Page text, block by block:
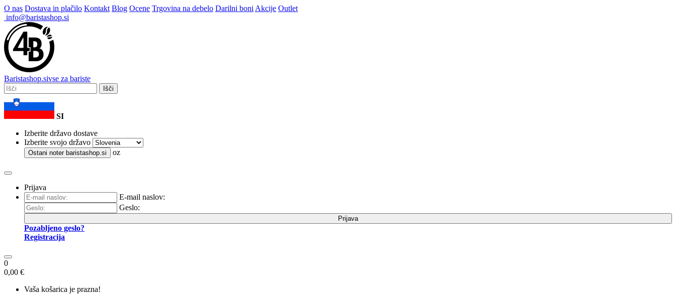
O nas Dostava in plačilo Kontakt Blog Ocene Trgovina na debelo Darilni boni Akcije Outlet
info@baristashop.si
Baristashop.sivse za bariste
Išči
SI
Izberite državo dostave
Izberite svojo državo
Ostani noter baristashop.si oz
Prijava
E-mail naslov:
Geslo:
Prijava
Pozabljeno geslo?
Registracija
0
0,00 €
Vaša košarica je prazna!